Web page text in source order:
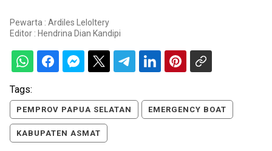
Pewarta : Ardiles Leloltery
Editor : Hendrina Dian Kandipi
Tags:
PEMPROV PAPUA SELATAN EMERGENCY BOAT
KABUPATEN ASMAT